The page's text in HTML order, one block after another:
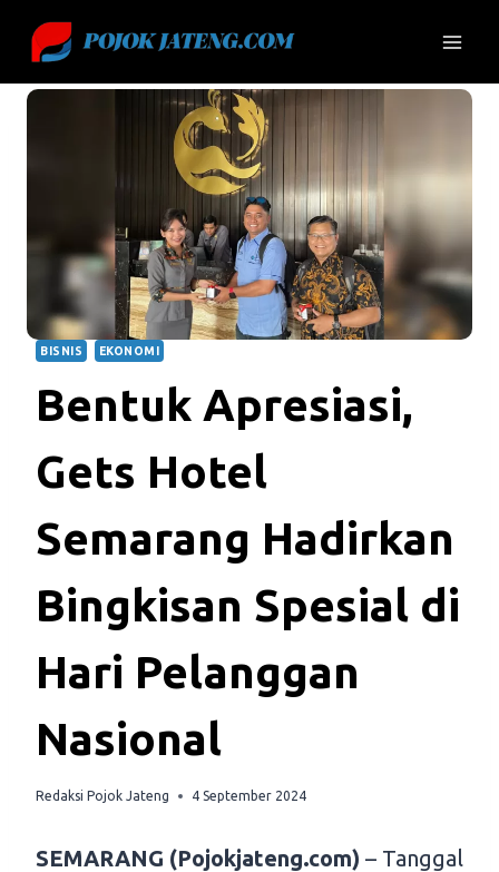
content
BISNIS EKONOMI
Bentuk Apresiasi,
Gets Hotel
Semarang Hadirkan
Bingkisan Spesial di
Hari Pelanggan
Nasional
Redaksi Pojok Jateng 4 September 2024
SEMARANG (Pojokjateng.com) – Tanggal